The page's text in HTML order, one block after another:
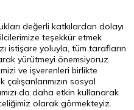
değerli katkılardan dolayı
teşekkür etmek
istişare yoluyla, tüm tarafların
yürütmeyi önemsiyoruz.
ve işverenleri birlikte
çalışanlarımızın sosyal
da daha etkin kullanarak
olarak görmekteyiz.